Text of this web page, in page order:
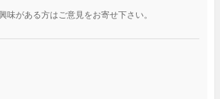
味がある方はご意見をお寄せ下さい。